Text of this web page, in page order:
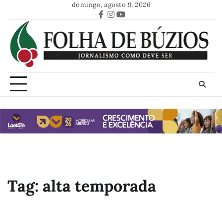
content
domingo, agosto 9, 2026
Facebook
Instagram
Youtube
Tag: alta temporada